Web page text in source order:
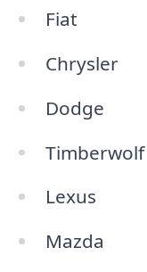
Fiat
Chrysler
Dodge
Timberwolf
Lexus
Mazda